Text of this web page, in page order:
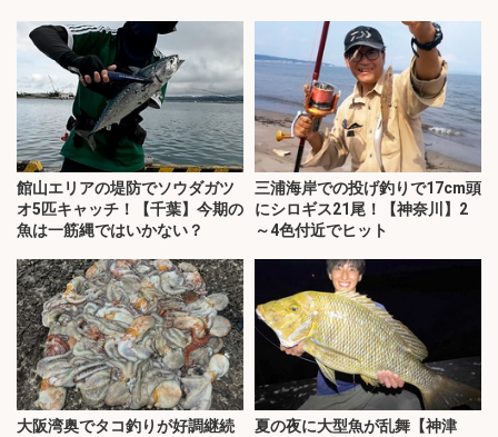
館山エリアの堤防でソウダガツ
オ5匹キャッチ！【千葉】今期の
魚は一筋縄ではいかない？
三浦海岸での投げ釣りで17cm頭
にシロギス21尾！【神奈川】2
～4色付近でヒット
大阪湾奥でタコ釣りが好調継続
夏の夜に大型魚が乱舞【神津